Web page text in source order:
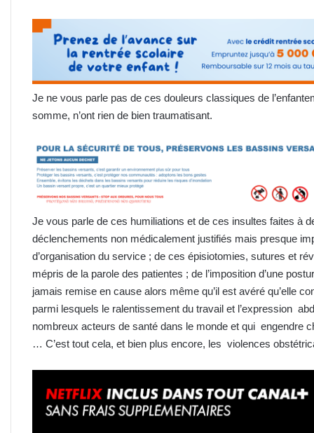
Je ne vous parle pas de ces douleurs classiques de
somme, n’ont rien de bien traumatisant.
Je vous parle de ces humiliations et de ces insultes faites à
déclenchements non médicalement justifiés mais presque
d’organisation du service ; de ces épisiotomies, sutures et
mépris de la parole des patientes ; de l’imposition d’une
jamais remise en cause alors même qu’il est avéré qu’elle
parmi lesquels le ralentissement du travail et l’expression
nombreux acteurs de santé dans le monde et qui engendre
… C’est tout cela, et bien plus encore, les violences